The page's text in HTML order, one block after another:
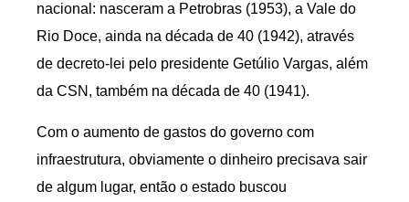
nacional: nasceram a Petrobras (1953), a Vale do
Rio Doce, ainda na década de 40 (1942), através
de decreto-lei pelo presidente Getúlio Vargas, além
da CSN, também na década de 40 (1941).
Com o aumento de gastos do governo com
infraestrutura, obviamente o dinheiro precisava sair
de algum lugar, então o estado buscou